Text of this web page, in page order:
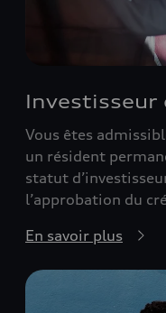
Investisseur
Vous êtes
un résident
statut
l’approbation du
En savoir plus